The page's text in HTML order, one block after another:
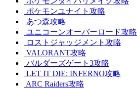
ポケモンユナイト攻略
あつ森攻略
ユニコーンオーバーロード攻略
ロストジャッジメント攻略
VALORANT攻略
バルダーズゲート3攻略
LET IT DIE: INFERNO攻略
ARC Raiders攻略